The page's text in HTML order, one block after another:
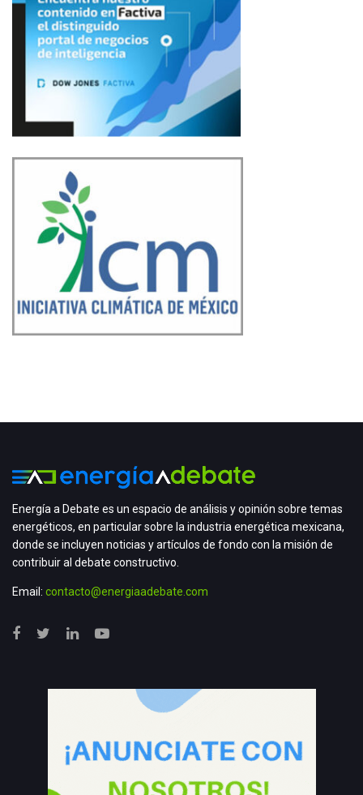
Energía a Debate es un espacio de análisis y opinión sobre temas
energéticos, en particular sobre la industria energética mexicana,
donde se incluyen noticias y artículos de fondo con la misión de
contribuir al debate constructivo.
Email: contacto@energiaadebate.com